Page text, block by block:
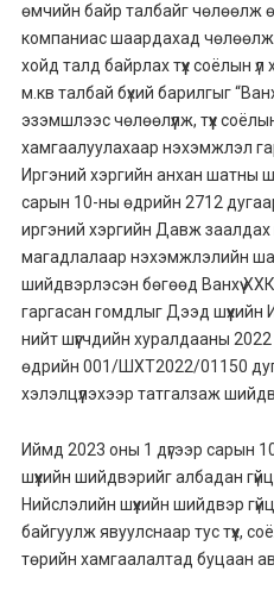
өмчийн байр талбайг чөлөөлж
компаниас шаардахад чөлөөлж
хойд талд байрлах түүх соёлын
м.кв талбай бүхий барилгыг
эзэмшлээс чөлөөлүүлж, түүх
хамгаалуулахаар нэхэмжлэл
Иргэний хэргийн анхан шатны
сарын 10-ны өдрийн 2712
иргэний хэргийн Давж заалдах
магадлалаар нэхэмжлэлийн
шийдвэрлэсэн бөгөөд Ванхүү
гаргасан гомдлыг Дээд
нийт шүүгчдийн хуралдааны
өдрийн 001/ШХТ2022/01150
хэлэлцүүлэхээр татгалзаж
Иймд 2023 оны 1 дүгээр сарын
шүүхийн шийдвэрийг албадан
Нийслэлийн шүүхийн шийдвэр
байгуулж явуулснаар тус түүх,
төрийн хамгаалалтад буцаан